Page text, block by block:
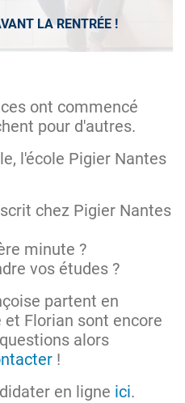
LA RENTRÉE !
ont commencé
pour d'autres.
l'école Pigier Nantes
chez Pigier Nantes
minute ?
vos études ?
partent en
Florian sont encore
alors
!
en ligne ici.